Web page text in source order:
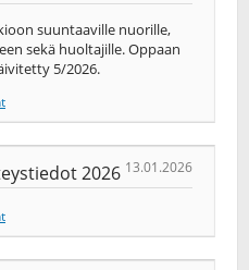
suuntaaville nuorille,
sekä huoltajille. Oppaan
5/2026.
2026 13.01.2026